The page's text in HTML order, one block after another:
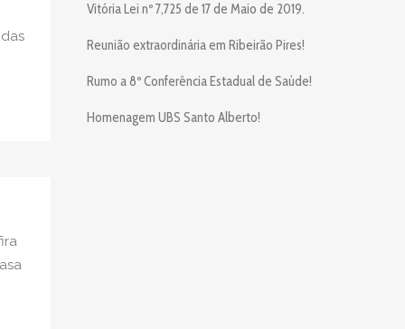
Vitória Lei nº 7,725 de 17 de Maio de 2019.
Reunião extraordinária em Ribeirão Pires!
Rumo a 8º Conferência Estadual de Saúde!
Homenagem UBS Santo Alberto!